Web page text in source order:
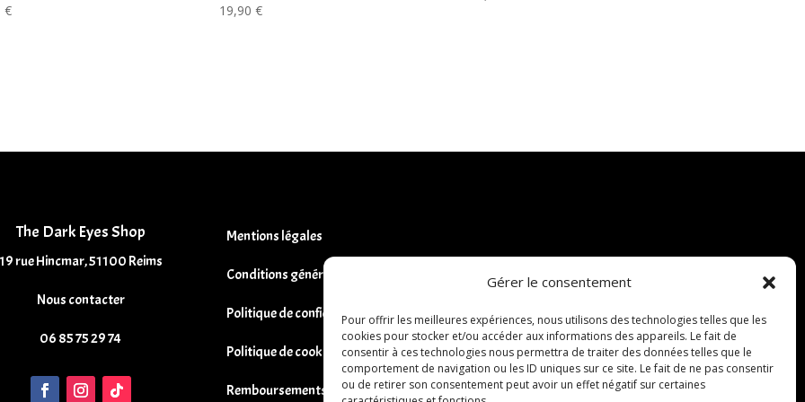
Gérer le consentement
Pour offrir les meilleures expériences, nous utilisons des technologies telles que les
cookies pour stocker et/ou accéder aux informations des appareils. Le fait de
consentir à ces technologies nous permettra de traiter des données telles que le
comportement de navigation ou les ID uniques sur ce site. Le fait de ne pas consentir
ou de retirer son consentement peut avoir un effet négatif sur certaines
€ 19,90€
The Dark Eyes Shop
rue Hincmar, 51100 Reims
Nous contacter
06 85 75 29 74
Mentions légales
Conditions générales de vente
Politique de confidentialité
Politique de cookies
Remboursements et Retours